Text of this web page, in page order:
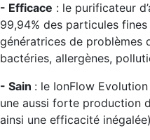
- Efficace : le purificateur
99,94% des particules
génératrices de problèmes
bactéries, allergènes,
- Sain : le IonFlow
une aussi forte production
ainsi une efficacité